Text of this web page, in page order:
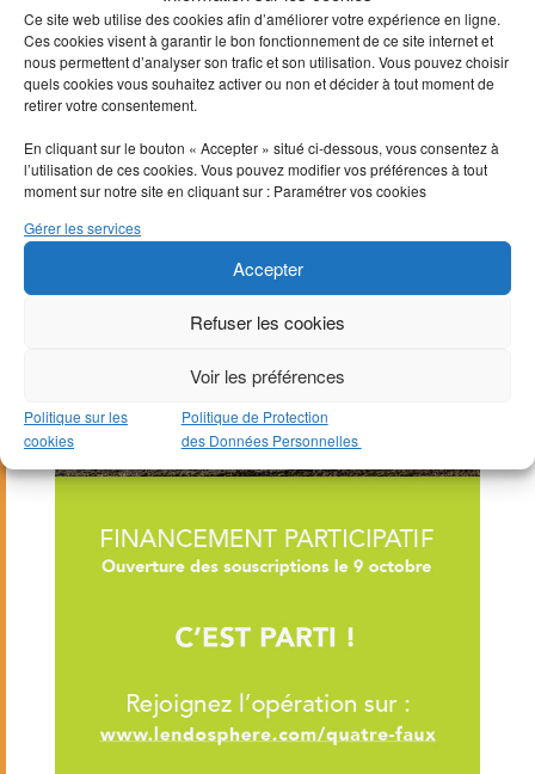
Ce site web utilise des cookies afin d’améliorer votre expérience en ligne.
Ces cookies visent à garantir le bon fonctionnement de ce site internet et
nous permettent d’analyser son trafic et son utilisation. Vous pouvez choisir
quels cookies vous souhaitez activer ou non et décider à tout moment de
retirer votre consentement.
En cliquant sur le bouton « Accepter » situé ci-dessous, vous consentez à
l’utilisation de ces cookies. Vous pouvez modifier vos préférences à tout
moment sur notre site en cliquant sur : Paramétrer vos cookies
Gérer les services
Accepter
Refuser les cookies
Voir les préférences
Politique sur les
cookies
Politique de Protection
des Données Personnelles
Communautés de communes de l’Argonne
Ardennaise, du Pays Rethélois, des Crêtes
Pré-ardennaises (Ardennes),ainsi que des
anciennesCommunautés de communes des
Rives de la Suippe et de la Vallée de la Suippe
Mont des Quatre Faux.
Pour souscrire, rendez-vous sur la page :
www.lendosphere.com/quatre-faux